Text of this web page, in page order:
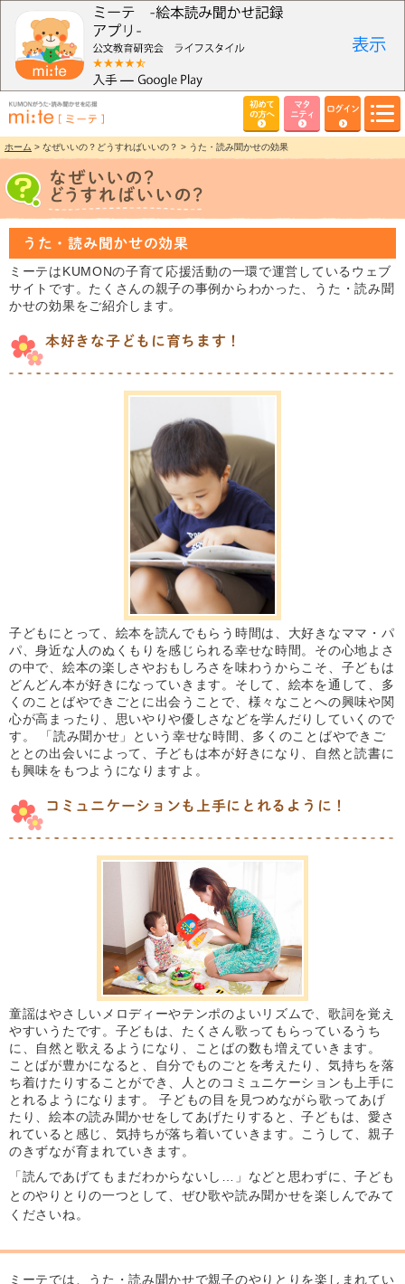
初めて
の方へ
マタ
ニティ
ログイン
ホーム > なぜいいの？どうすればいいの？ > うた・読み聞かせの効果
うた・読み聞かせの効果
ミーテはKUMONの子育て応援活動の一環で運営しているウェブ
サイトです。たくさんの親子の事例からわかった、うた・読み聞
かせの効果をご紹介します。
本好きな子どもに育ちます！
子どもにとって、絵本を読んでもらう時間は、大好きなママ・パ
パ、身近な人のぬくもりを感じられる幸せな時間。その心地よさ
の中で、絵本の楽しさやおもしろさを味わうからこそ、子どもは
どんどん本が好きになっていきます。そして、絵本を通して、多
くのことばやできごとに出会うことで、様々なことへの興味や関
心が高まったり、思いやりや優しさなどを学んだりしていくので
す。 「読み聞かせ」という幸せな時間、多くのことばやできご
ととの出会いによって、子どもは本が好きになり、自然と読書に
も興味をもつようになりますよ。
コミュニケーションも上手にとれるように！
童謡はやさしいメロディーやテンポのよいリズムで、歌詞を覚え
やすいうたです。子どもは、たくさん歌ってもらっているうち
に、自然と歌えるようになり、ことばの数も増えていきます。
ことばが豊かになると、自分でものごとを考えたり、気持ちを落
ち着けたりすることができ、人とのコミュニケーションも上手に
とれるようになります。 子どもの目を見つめながら歌ってあげ
たり、絵本の読み聞かせをしてあげたりすると、子どもは、愛さ
れていると感じ、気持ちが落ち着いていきます。こうして、親子
のきずなが育まれていきます。
「読んであげてもまだわからないし…」などと思わずに、子ども
とのやりとりの一つとして、ぜひ歌や読み聞かせを楽しんでみて
くださいね。
ミーテでは、うた・読み聞かせで親子のやりとりを楽しまれてい